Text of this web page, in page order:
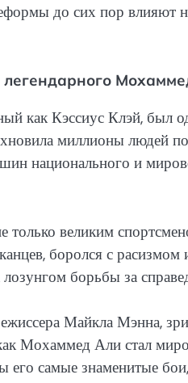
до сих пор влияют
как Кэссиус Клэй, был
миллионы людей
национального и
великим
боролся с
борьбы за
Майкла Мэнна,
Мохаммед Али стал
его самые знаменитые